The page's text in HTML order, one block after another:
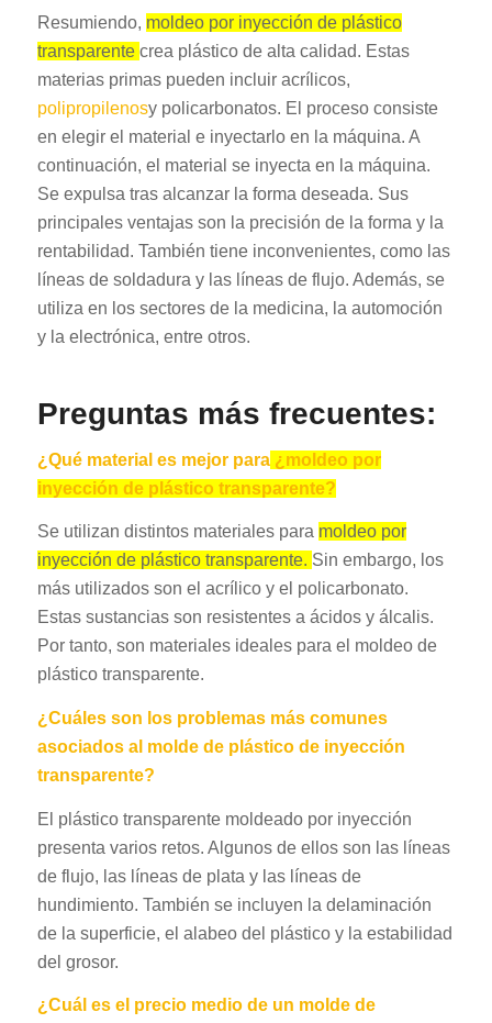
Resumiendo, moldeo por inyección de plástico
transparente crea plástico de alta calidad. Estas
materias primas pueden incluir acrílicos,
polipropilenosy policarbonatos. El proceso consiste
en elegir el material e inyectarlo en la máquina. A
continuación, el material se inyecta en la máquina.
Se expulsa tras alcanzar la forma deseada. Sus
principales ventajas son la precisión de la forma y la
rentabilidad. También tiene inconvenientes, como las
líneas de soldadura y las líneas de flujo. Además, se
utiliza en los sectores de la medicina, la automoción
y la electrónica, entre otros.
Preguntas más frecuentes:
¿Qué material es mejor para¿moldeo por
inyección de plástico transparente?
Se utilizan distintos materiales para moldeo por
inyección de plástico transparente. Sin embargo, los
más utilizados son el acrílico y el policarbonato.
Estas sustancias son resistentes a ácidos y álcalis.
Por tanto, son materiales ideales para el moldeo de
plástico transparente.
¿Cuáles son los problemas más comunes
asociados al molde de plástico de inyección
transparente?
El plástico transparente moldeado por inyección
presenta varios retos. Algunos de ellos son las líneas
de flujo, las líneas de plata y las líneas de
hundimiento. También se incluyen la delaminación
de la superficie, el alabeo del plástico y la estabilidad
del grosor.
¿Cuál es el precio medio de un molde de